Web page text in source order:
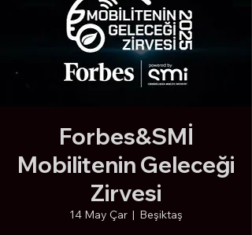
Forbes&SMİ
Mobilitenin Geleceği
Zirvesi
14 May Çar
  |
Beşiktaş